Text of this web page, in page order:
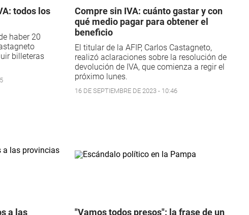
todos los
haber 20
billeteras
Compre sin IVA: cuánto gastar y con
qué medio pagar para obtener el
beneficio
El titular de la AFIP, Carlos Castagneto,
realizó aclaraciones sobre la resolución de
devolución de IVA, que comienza a regir el
próximo lunes.
16 DE SEPTIEMBRE DE 2023 - 10:46
a las
"Vamos todos presos": la frase de un